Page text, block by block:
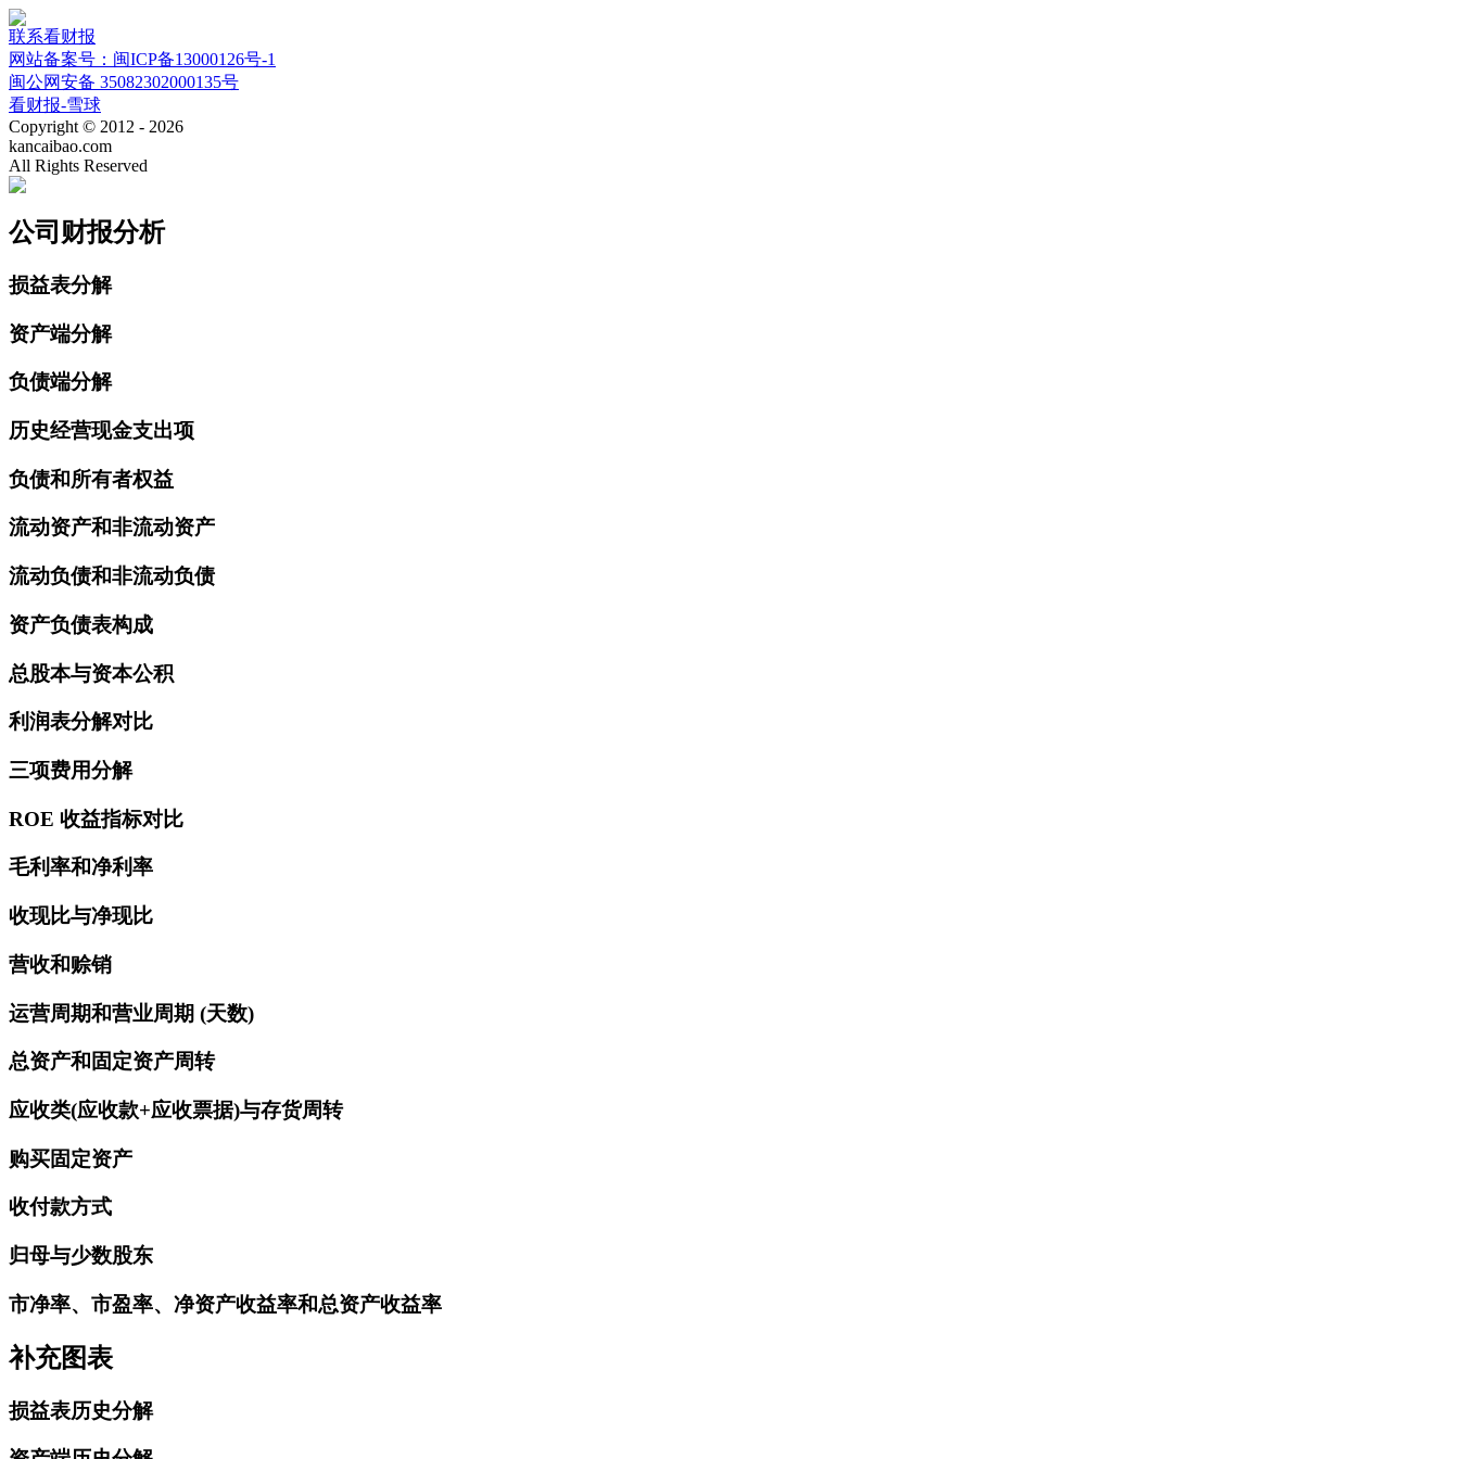
联系看财报
网站备案号：闽ICP备13000126号-1
闽公网安备 35082302000135号
看财报-雪球
Copyright © 2012 - 2026
kancaibao.com
All Rights Reserved
公司财报分析
损益表分解
资产端分解
负债端分解
历史经营现金支出项
负债和所有者权益
流动资产和非流动资产
流动负债和非流动负债
资产负债表构成
总股本与资本公积
利润表分解对比
三项费用分解
ROE 收益指标对比
毛利率和净利率
收现比与净现比
营收和赊销
运营周期和营业周期 (天数)
总资产和固定资产周转
应收类(应收款+应收票据)与存货周转
购买固定资产
收付款方式
归母与少数股东
市净率、市盈率、净资产收益率和总资产收益率
补充图表
损益表历史分解